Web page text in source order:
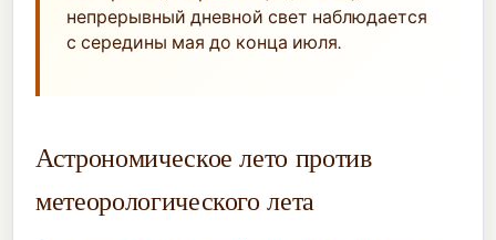
непрерывный дневной свет наблюдается
с середины мая до конца июля.
Астрономическое лето против
метеорологического лета